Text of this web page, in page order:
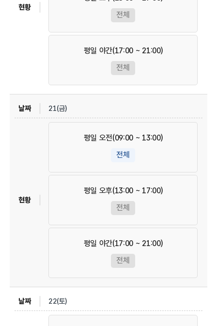
전체
평일 야간(17:00 ~ 21:00)
전체
21(금)
평일 오전(09:00 ~ 13:00)
전체
평일 오후(13:00 ~ 17:00)
전체
평일 야간(17:00 ~ 21:00)
전체
22(토)